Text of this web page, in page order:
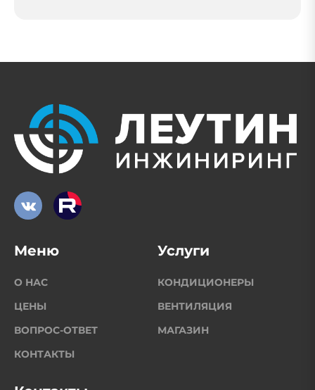
Меню
О НАС
ЦЕНЫ
ВОПРОС-ОТВЕТ
КОНТАКТЫ
Услуги
КОНДИЦИОНЕРЫ
ВЕНТИЛЯЦИЯ
МАГАЗИН